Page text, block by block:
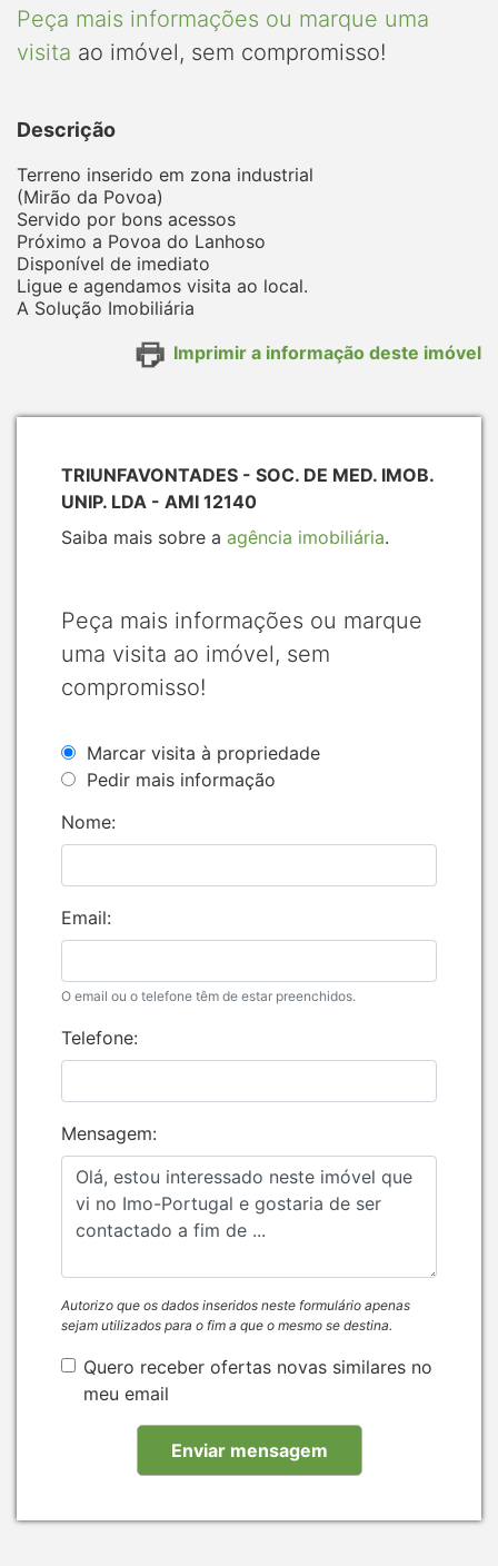
Peça mais informações ou marque uma
visita ao imóvel, sem compromisso!
Descrição
Terreno inserido em zona industrial
(Mirão da Povoa)
Servido por bons acessos
Próximo a Povoa do Lanhoso
Disponível de imediato
Ligue e agendamos visita ao local.
A Solução Imobiliária
Imprimir a informação deste imóvel
TRIUNFAVONTADES - SOC. DE MED. IMOB.
UNIP. LDA - AMI 12140
Saiba mais sobre a agência imobiliária.
Peça mais informações ou marque
uma visita ao imóvel, sem
compromisso!
Marcar visita à propriedade
Pedir mais informação
Nome:
Email:
O email ou o telefone têm de estar preenchidos.
Telefone:
Mensagem:
Autorizo que os dados inseridos neste formulário apenas
sejam utilizados para o fim a que o mesmo se destina.
Quero receber ofertas novas similares no
meu email